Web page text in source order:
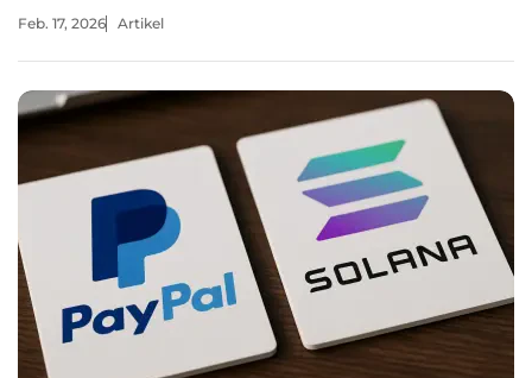
gesamten Ökosystems erschüttert. Während die Kurse
Feb. 17, 2026 Artikel